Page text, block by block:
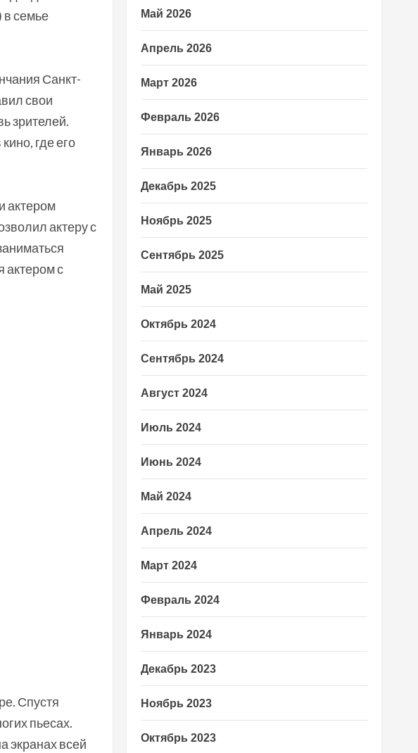
в семье
Санкт-
свои
зрителей.
где его
актером
актеру с
актером с
Спустя
пьесах.
экранах всей
Май 2026
Апрель 2026
Март 2026
Февраль 2026
Январь 2026
Декабрь 2025
Ноябрь 2025
Сентябрь 2025
Май 2025
Октябрь 2024
Сентябрь 2024
Август 2024
Июль 2024
Июнь 2024
Май 2024
Апрель 2024
Март 2024
Февраль 2024
Январь 2024
Декабрь 2023
Ноябрь 2023
Октябрь 2023